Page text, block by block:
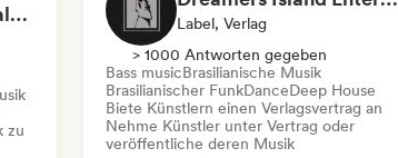
Rob Tavaglione/Catalyst Recording
zu
Label, Verlag
> 1000 Antworten gegeben
Bass musicBrasilianische Musik
Brasilianischer FunkDanceDeep House
Biete Künstlern einen Verlagsvertrag an
Nehme Künstler unter Vertrag oder
veröffentliche deren Musik